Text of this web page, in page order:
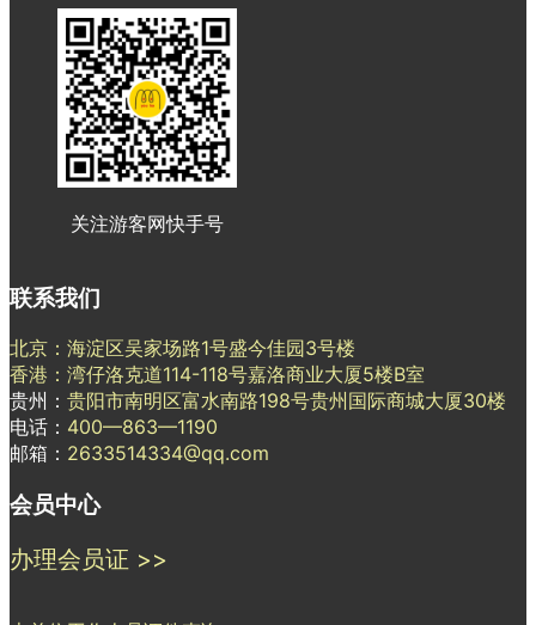
关注游客网快手号
联系我们
北京：海淀区吴家场路1号盛今佳园3号楼
香港：湾仔洛克道114-118号嘉洛商业大厦5楼B室
贵州： 贵阳市南明区富水南路198号贵州国际商城大厦30楼
电话： 400—863—1190
邮箱： 2633514334@qq.com
会员中心
办理会员证 >>